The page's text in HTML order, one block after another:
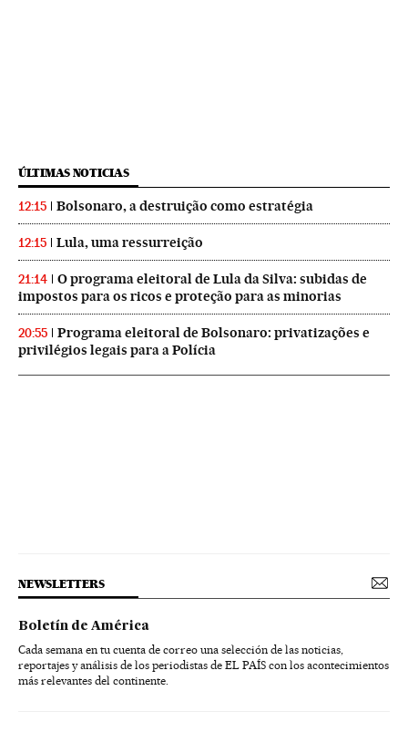
ÚLTIMAS NOTICIAS
12:15 Bolsonaro, a destruição como estratégia
12:15 Lula, uma ressurreição
21:14
O programa eleitoral de Lula da Silva: subidas de
impostos para os ricos e proteção para as minorias
20:55
Programa eleitoral de Bolsonaro: privatizações e
privilégios legais para a Polícia
NEWSLETTERS
Boletín de América
Cada semana en tu cuenta de correo una selección de las noticias,
reportajes y análisis de los periodistas de EL PAÍS con los acontecimientos
más relevantes del continente.